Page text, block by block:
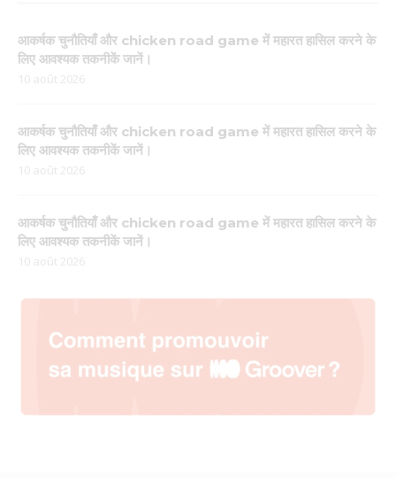
आकर्षक चुनौतियाँ और chicken road game में महारत हासिल करने के
लिए आवश्यक तकनीकें जानें।
10 août 2026
आकर्षक चुनौतियाँ और chicken road game में महारत हासिल करने के
लिए आवश्यक तकनीकें जानें।
10 août 2026
आकर्षक चुनौतियाँ और chicken road game में महारत हासिल करने के
लिए आवश्यक तकनीकें जानें।
10 août 2026